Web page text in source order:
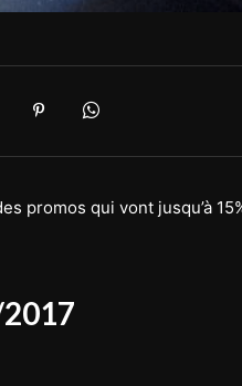
promos qui vont jusqu’à